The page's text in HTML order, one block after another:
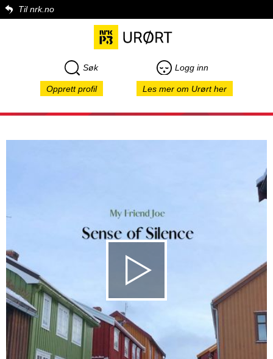
Til nrk.no
Søk Logg inn
Opprett profil Les mer om Urørt her